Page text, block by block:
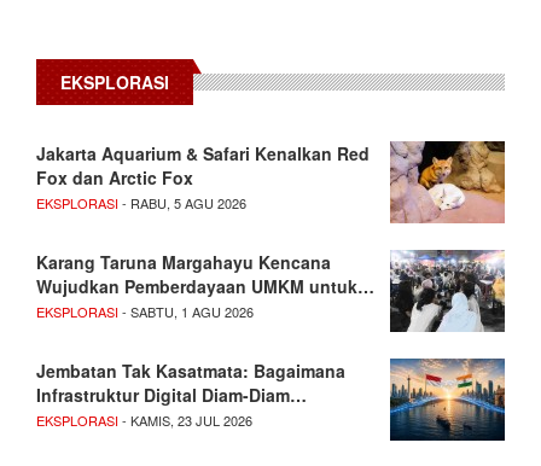
EKSPLORASI
Jakarta Aquarium & Safari Kenalkan Red
Fox dan Arctic Fox
EKSPLORASI- RABU, 5 AGU 2026
Karang Taruna Margahayu Kencana
Wujudkan Pemberdayaan UMKM untuk…
EKSPLORASI- SABTU, 1 AGU 2026
Jembatan Tak Kasatmata: Bagaimana
Infrastruktur Digital Diam-Diam…
EKSPLORASI- KAMIS, 23 JUL 2026